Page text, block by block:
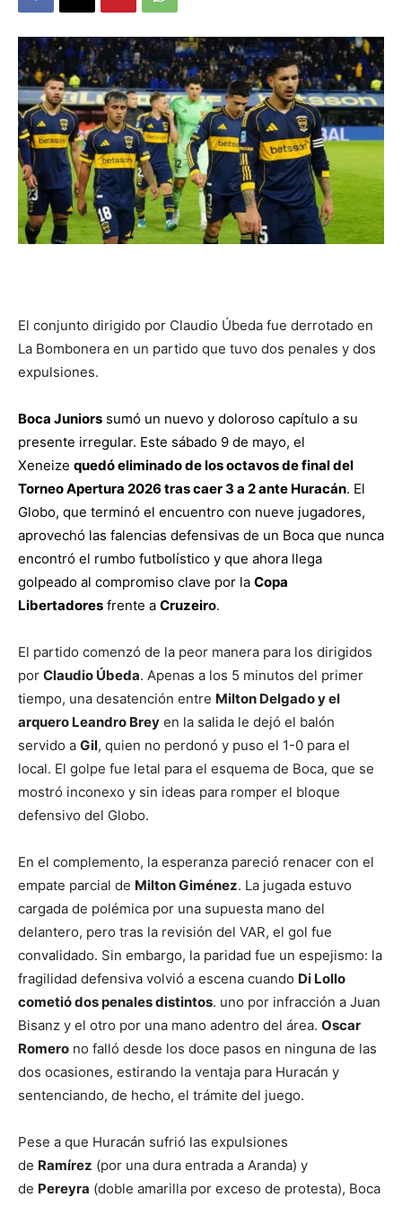
::
La
Verdad
es
que
se
ve…
El conjunto dirigido por Claudio Úbeda fue derrotado en
La Bombonera en un partido que tuvo dos penales y dos
expulsiones.
Boca Juniors sumó un nuevo y doloroso capítulo a su
presente irregular. Este sábado 9 de mayo, el
Xeneize quedó eliminado de los octavos de final del
Torneo Apertura 2026 tras caer 3 a 2 ante Huracán. El
Globo, que terminó el encuentro con nueve jugadores,
aprovechó las falencias defensivas de un Boca que nunca
encontró el rumbo futbolístico y que ahora llega
golpeado al compromiso clave por la Copa
Libertadores frente a Cruzeiro.
El partido comenzó de la peor manera para los dirigidos
por Claudio Úbeda. Apenas a los 5 minutos del primer
tiempo, una desatención entre Milton Delgado y el
arquero Leandro Brey en la salida le dejó el balón
servido a Gil, quien no perdonó y puso el 1-0 para el
local. El golpe fue letal para el esquema de Boca, que se
mostró inconexo y sin ideas para romper el bloque
defensivo del Globo.
En el complemento, la esperanza pareció renacer con el
empate parcial de Milton Giménez. La jugada estuvo
cargada de polémica por una supuesta mano del
delantero, pero tras la revisión del VAR, el gol fue
convalidado. Sin embargo, la paridad fue un espejismo: la
fragilidad defensiva volvió a escena cuando Di Lollo
cometió dos penales distintos. uno por infracción a Juan
Bisanz y el otro por una mano adentro del área. Oscar
Romero no falló desde los doce pasos en ninguna de las
dos ocasiones, estirando la ventaja para Huracán y
sentenciando, de hecho, el trámite del juego.
Pese a que Huracán sufrió las expulsiones
de Ramírez (por una dura entrada a Aranda) y
de Pereyra (doble amarilla por exceso de protesta), Boca